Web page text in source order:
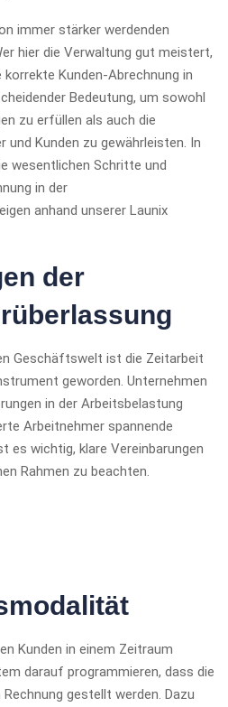
immer stärker werdenden
hier die Verwaltung gut meistert,
Kunden-Abrechnung in
Bedeutung, um sowohl
zu erfüllen als auch die
Kunden zu gewährleisten. In
wesentlichen Schritte und
in der
anhand unserer Launix
der
Geschäftswelt ist die Zeitarbeit
geworden. Unternehmen
in der Arbeitsbelastung
Arbeitnehmer spannende
es wichtig, klare Vereinbarungen
Rahmen zu beachten.
Kunden in einem Zeitraum
darauf programmieren, dass die
gestellt werden. Dazu